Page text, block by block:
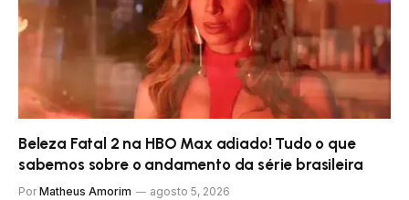
Beleza Fatal 2 na HBO Max adiado! Tudo o que
sabemos sobre o andamento da série brasileira
Por Matheus Amorim agosto 5, 2026